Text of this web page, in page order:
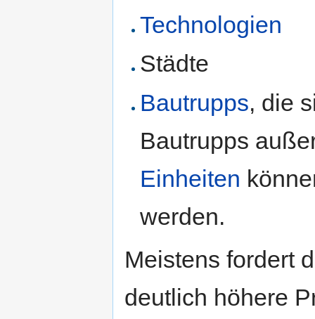
Technologien
Städte
Bautrupps, die
Bautrupps
Einheiten
werden.
Meistens fordert
deutlich höhere